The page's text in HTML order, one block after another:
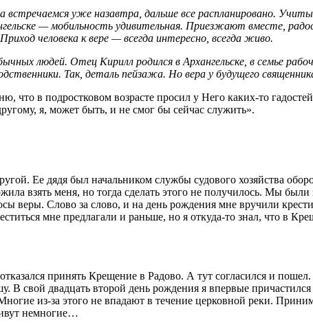
встречаемся уже назавтра, дальше все распланировано.
— мобильность удивительная. Приезжают вместе,
человека к вере — всегда интересно, всегда живо.
людей. Отец Кирилл родился в Архангельске, в семье
Так, деталь пейзажа. Но вера у будущего
в подростковом возрасте просил у Него каких-то
я, может быть, и не смог бы сейчас служить».
Ее дядя был начальником службы судового хозяйства
взять меня, но тогда сделать этого не получилось. Мы
веры. Слово за слово, и на день рождения мне вручили
мне предлагали и раньше, но я откуда-то знал, что в
принять Крещение в Радово. А тут согласился и
В свой двадцать второй день рождения я впервые
из-за этого не впадают в течение церковной реки.
немногие…